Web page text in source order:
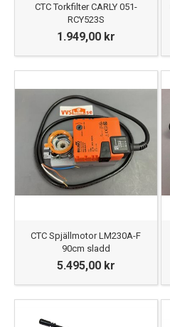
CTC Torkfilter CARLY 051-
RCY523S
1.949,00 kr
CTC Spjällmotor LM230A-F
90cm sladd
5.495,00 kr